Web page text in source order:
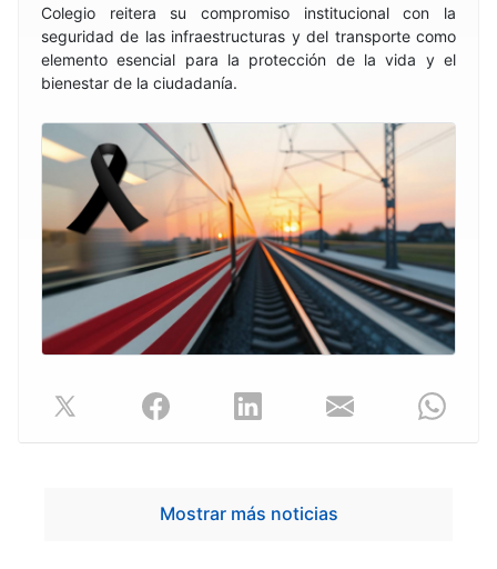
Colegio reitera su compromiso institucional con la
seguridad de las infraestructuras y del transporte como
elemento esencial para la protección de la vida y el
bienestar de la ciudadanía.
Mostrar más noticias